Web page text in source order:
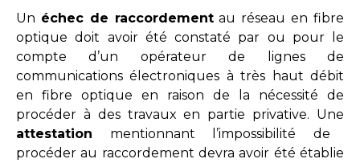
Un échec de raccordementau réseau en fibre
optique doit avoir été constaté par ou pour le
compte d’un opérateur de lignes de
communications électroniques à très haut débit
en fibre optique en raison de la nécessité de
procéder à des travaux en partie privative. Une
attestation mentionnant l’impossibilité de
procéder au raccordement devra avoir été établie